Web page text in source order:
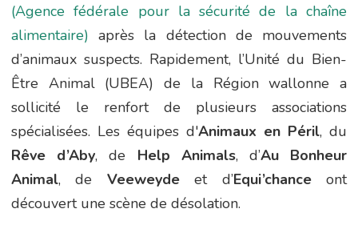
(Agence fédérale pour la sécurité de la chaîne
alimentaire) après la détection de mouvements
d’animaux suspects. Rapidement, l’Unité du Bien-
Être Animal (UBEA) de la Région wallonne a
sollicité le renfort de plusieurs associations
spécialisées. Les équipes d'Animaux en Péril, du
Rêve d’Aby, de Help Animals, d’Au Bonheur
Animal, de Veeweydeet d’Equi’chanceont
découvert une scène de désolation.